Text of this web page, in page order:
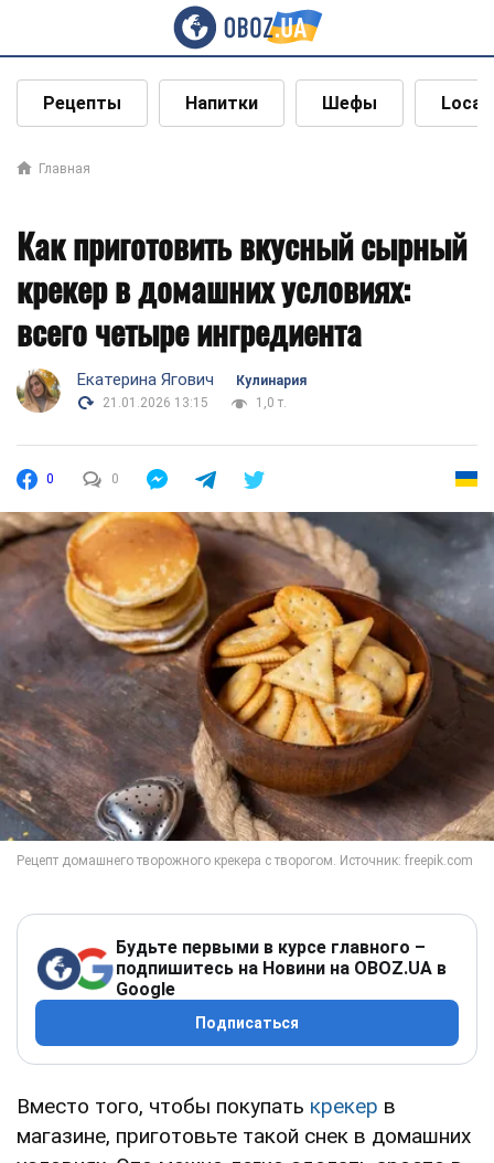
Рецепты Напитки Шефы Local
Главная
Как приготовить вкусный сырный
крекер в домашних условиях:
всего четыре ингредиента
Екатерина Ягович
Кулинария
21.01.2026 13:15
1,0 т.
0 0
Будьте первыми в курсе главного –
подпишитесь на Новини на OBOZ.UA в
Google
Подписаться
Вместо того, чтобы покупать крекер в
магазине, приготовьте такой снек в домашних